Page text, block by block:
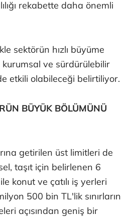
rekabette daha önemli
sektörün hızlı büyüme
ve sürdürülebilir
etkili olabileceği belirtiliyor.
BÜYÜK BÖLÜMÜNÜ
getirilen üst limitleri de
taşıt için belirlenen 6
konut ve çatılı iş yerleri
500 bin TL'lik sınırların
açısından geniş bir